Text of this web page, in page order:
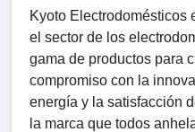
Kyoto Electrodomésticos
el sector de los
gama de productos para
compromiso con la
energía y la satisfacción
la marca que todos